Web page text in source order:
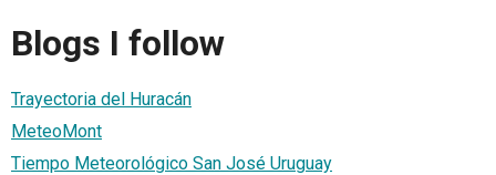
Blogs I follow
Trayectoria del Huracán
MeteoMont
Tiempo Meteorológico San José Uruguay